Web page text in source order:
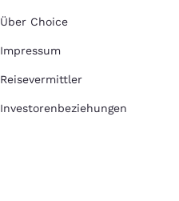
Über Choice
Impressum
Reisevermittler
Investorenbeziehungen